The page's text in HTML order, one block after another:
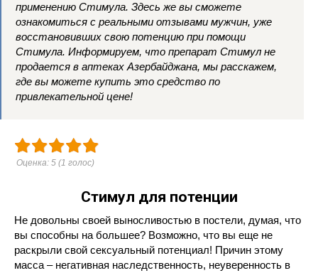
применению Стимула. Здесь же вы сможете
ознакомиться с реальными отзывами мужчин, уже
восстановивших свою потенцию при помощи
Стимула. Информируем, что препарат Стимул не
продается в аптеках Азербайджана, мы расскажем,
где вы можете купить это средство по
привлекательной цене!
Оценка: 5 (1 голос)
Стимул для потенции
Не довольны своей выносливостью в постели, думая, что
вы способны на большее? Возможно, что вы еще не
раскрыли свой сексуальный потенциал! Причин этому
масса – негативная наследственность, неуверенность в